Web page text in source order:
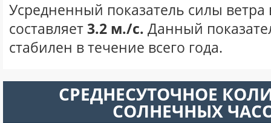
Усредненный показатель силы ветра
составляет3.2 м./с. Данный
стабилен в течение всего года.
СРЕДНЕСУТОЧНОЕ
СОЛНЕЧНЫХ